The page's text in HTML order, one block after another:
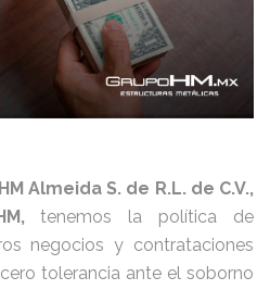
Almeida S. de R.L. de C.V.,
tenemos la política de
negocios y contrataciones
tolerancia ante el soborno